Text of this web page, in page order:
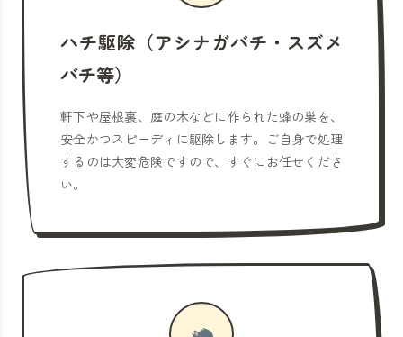
ハチ駆除（アシナガバチ・スズメ
バチ等）
軒下や屋根裏、庭の木などに作られた蜂の巣を、
安全かつスピーディに駆除します。ご自身で処理
するのは大変危険ですので、すぐにお任せくださ
い。